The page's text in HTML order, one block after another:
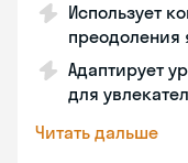
Использует
преодоления
Адаптирует
для
Читать дальше